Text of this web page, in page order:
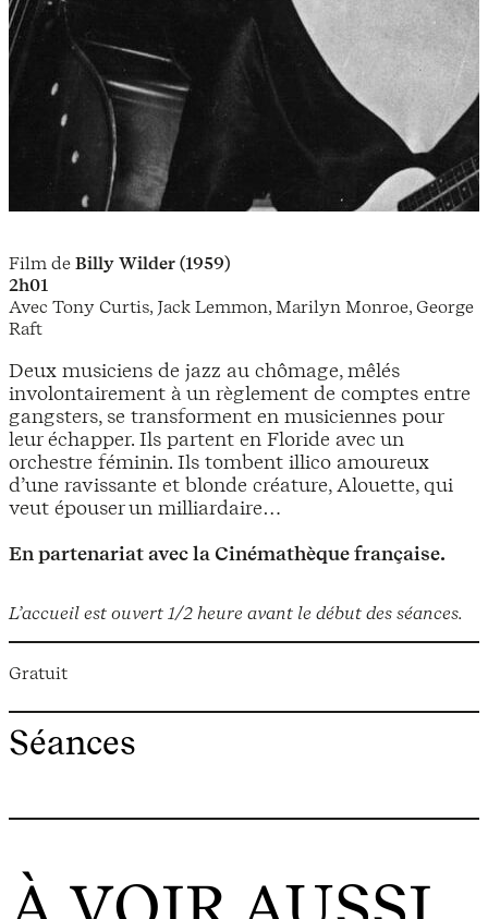
L’accueil est ouvert 1/2 heure avant le début des séances.
Gratuit
Film de Billy Wilder (1959)
2h01
Avec Tony Curtis, Jack Lemmon, Marilyn Monroe, George
Raft
Deux musiciens de jazz au chômage, mêlés
involontairement à un règlement de comptes entre
gangsters, se transforment en musiciennes pour
leur échapper. Ils partent en Floride avec un
orchestre féminin. Ils tombent illico amoureux
d’une ravissante et blonde créature, Alouette, qui
veut épouser un milliardaire…
En partenariat avec la Cinémathèque française.
Séances